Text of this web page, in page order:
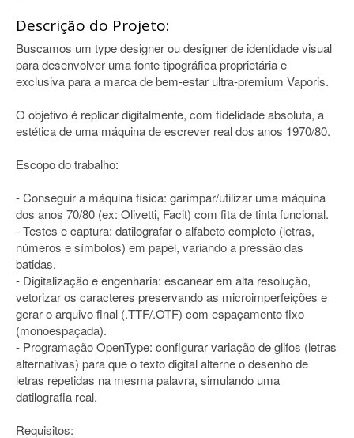
Descrição do Projeto:
Buscamos um type designer ou designer de identidade visual
para desenvolver uma fonte tipográfica proprietária e
exclusiva para a marca de bem-estar ultra-premium Vaporis.
O objetivo é replicar digitalmente, com fidelidade absoluta, a
estética de uma máquina de escrever real dos anos 1970/80.
Escopo do trabalho:
- Conseguir a máquina física: garimpar/utilizar uma máquina
dos anos 70/80 (ex: Olivetti, Facit) com fita de tinta funcional.
- Testes e captura: datilografar o alfabeto completo (letras,
números e símbolos) em papel, variando a pressão das
batidas.
- Digitalização e engenharia: escanear em alta resolução,
vetorizar os caracteres preservando as microimperfeições e
gerar o arquivo final (.TTF/.OTF) com espaçamento fixo
(monoespaçada).
- Programação OpenType: configurar variação de glifos (letras
alternativas) para que o texto digital alterne o desenho de
letras repetidas na mesma palavra, simulando uma
datilografia real.
Requisitos: